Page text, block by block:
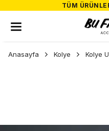
TÜM
Anasayfa Kolye Kolye